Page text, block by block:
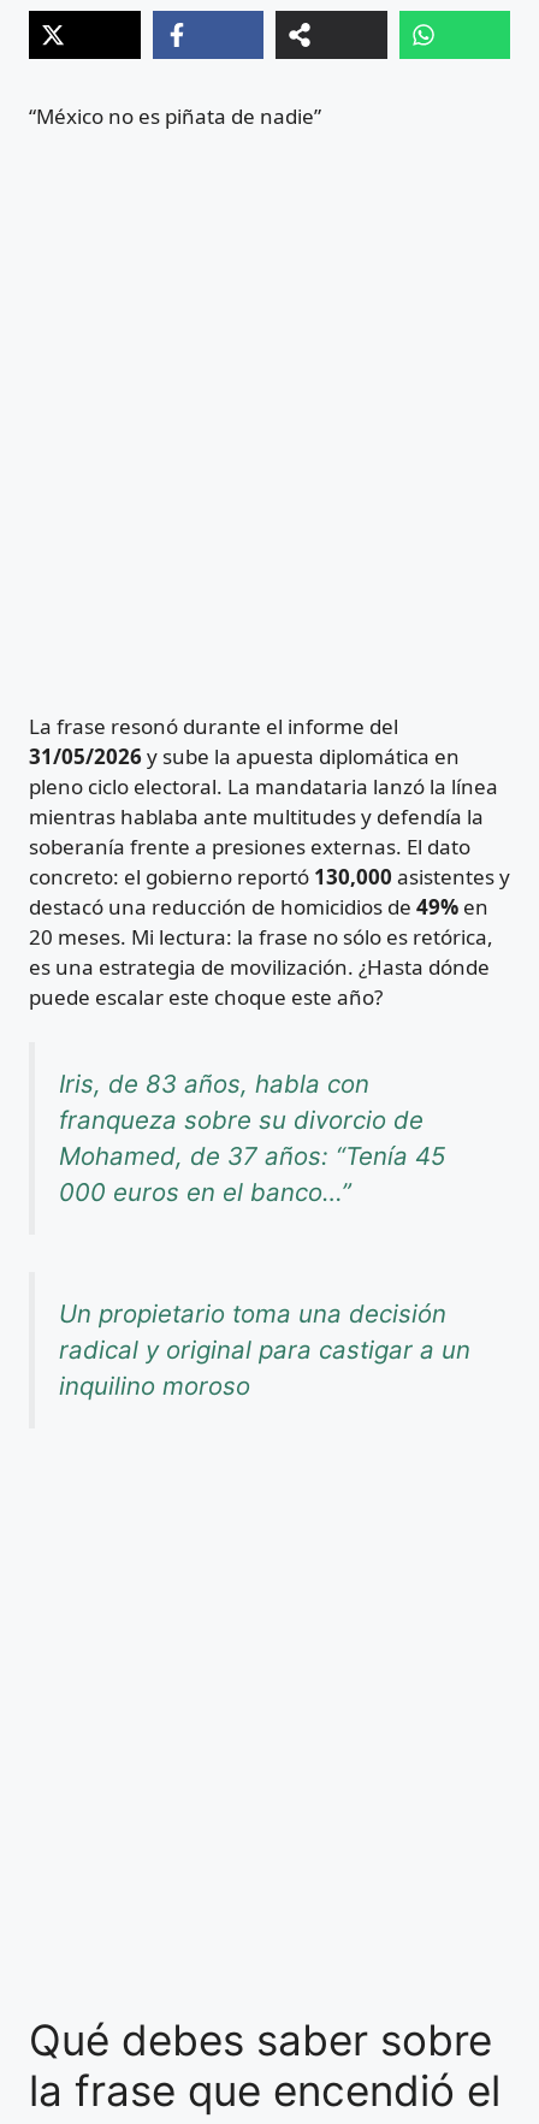
“México no es piñata de nadie”
La frase resonó durante el informe del
31/05/2026y sube la apuesta diplomática en
pleno ciclo electoral. La mandataria lanzó la línea
mientras hablaba ante multitudes y defendía la
soberanía frente a presiones externas. El dato
concreto: el gobierno reportó 130,000 asistentes y
destacó una reducción de homicidios de 49% en
20 meses. Mi lectura: la frase no sólo es retórica,
es una estrategia de movilización. ¿Hasta dónde
puede escalar este choque este año?
Iris, de 83 años, habla con
franqueza sobre su divorcio de
Mohamed, de 37 años: “Tenía 45
000 euros en el banco…”
Un propietario toma una decisión
radical y original para castigar a un
inquilino moroso
Qué debes saber sobre
la frase que encendió el